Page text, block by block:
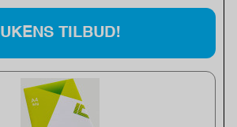
UKENS TILBUD!